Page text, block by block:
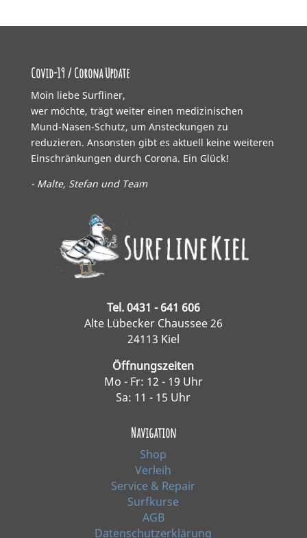
Covid-19 / Corona Update
Moin liebe Surfliner,
wer möchte, trägt weiter einen medizinischen
Mund-Nasen-Schutz, um Ansteckungen zu
reduzieren. Ansonsten gibt es aktuell keine weiteren
Einschränkungen durch Corona. Ein Glück!
- Malte, Stefan und Team
Tel. 0431 - 641 606
Alte Lübecker Chaussee 26
24113 Kiel
Öffnungszeiten
Mo - Fr: 12 - 19 Uhr
Sa: 11 - 15 Uhr
Navigation
Shop
Verleih
Service & Repair
Surfkurse
AGB
Datenschutzerklärung